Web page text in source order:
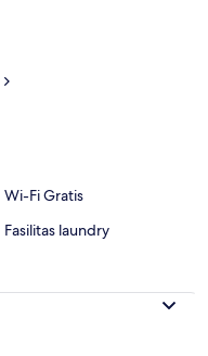
depan properti
Wi-Fi Gratis
Fasilitas laundry